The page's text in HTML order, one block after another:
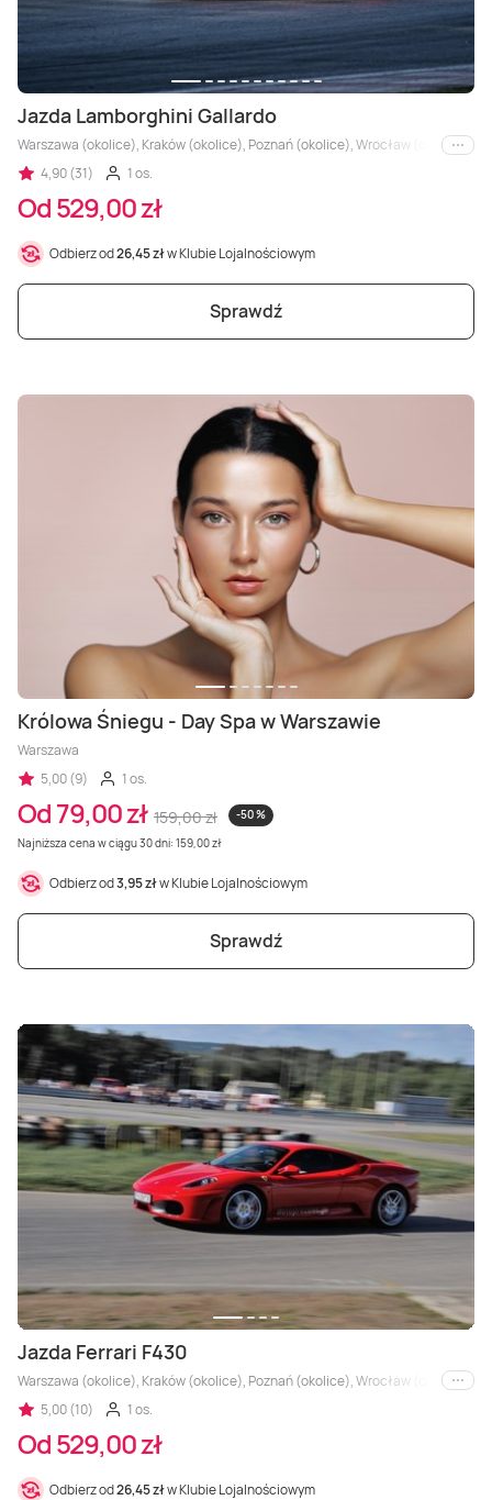
Jazda Lamborghini Gallardo
Warszawa (okolice), Kraków (okolice), Poznań (okolice), Wrocław (okolice),i inne
4,90 (31)
1 os.
Od 529,00 zł
Odbierz od26,45 złw Klubie Lojalnościowym
Sprawdź
Królowa Śniegu - Day Spa w Warszawie
Warszawa
5,00 (9)
1 os.
Od 79,00 zł 159,00 zł
-50 %
Najniższa cena w ciągu 30 dni: 159,00 zł
Odbierz od3,95 złw Klubie Lojalnościowym
Sprawdź
Jazda Ferrari F430
Warszawa (okolice), Kraków (okolice), Poznań (okolice), Wrocław (okolice),i inne
5,00 (10)
1 os.
Od 529,00 zł
Odbierz od26,45 złw Klubie Lojalnościowym